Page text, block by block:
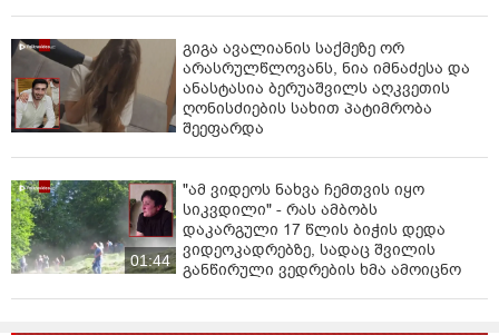
პედაგოგებმა.
ვიდეო: "ტაბულა"
გიგა ავალიანის საქმეზე ორ
არასრულწლოვანს, ნია იმნაძესა და
ანასტასია ბერუაშვილს აღკვეთის
ღონისძიების სახით პატიმრობა
შეეფარდა
01:44
"ამ ვიდეოს ნახვა ჩემთვის იყო
სიკვდილი" - რას ამბობს
დაკარგული 17 წლის ბიჭის დედა
ვიდეოკადრებზე, სადაც შვილის
განწირული ვედრების ხმა ამოიცნო